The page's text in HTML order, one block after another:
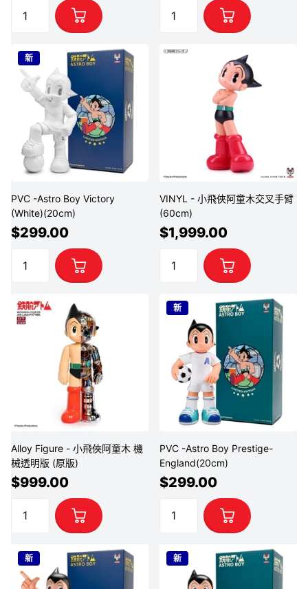
新
PVC -Astro Boy Victory
(White)(20cm)
$299.00
VINYL - 小飛俠阿童木交叉手臂
(60cm)
$1,999.00
Alloy Figure - 小飛俠阿童木 機
械透明版 (原版)
$999.00
新
PVC -Astro Boy Prestige-
England(20cm)
$299.00
新 新